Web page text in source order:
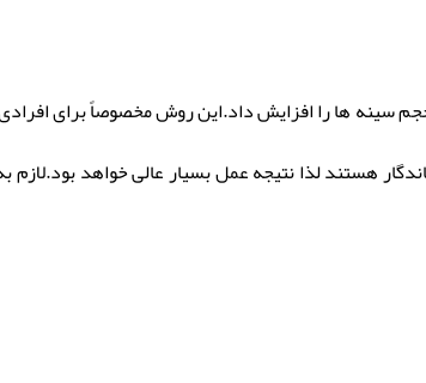
سینه ها را افزایش داد.این روش مخصوصاً برای
87% سلول های چربی تزریق شده به سینه ماندگار هستند لذا نتیجه عمل بسیار